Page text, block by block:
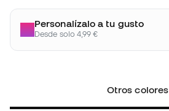
Personalízalo a tu gusto
Desde solo 4,99 €
Otros colores